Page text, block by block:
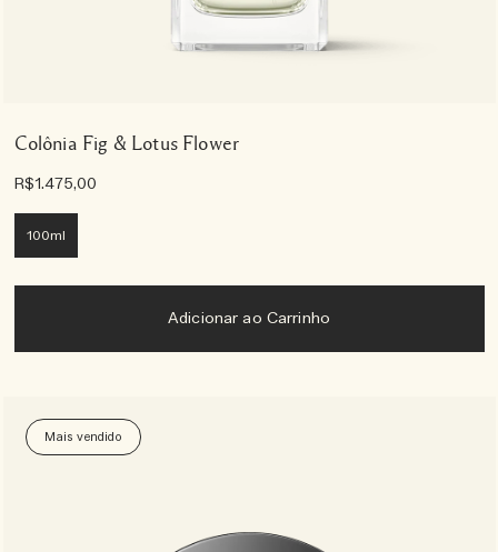
Colônia Fig & Lotus Flower
R$1.475,00
100ml
Adicionar ao Carrinho
Mais vendido